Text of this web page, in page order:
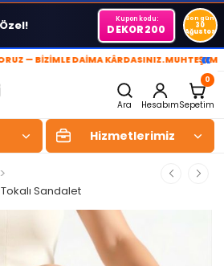
Kupon kodu:
DEKOR200
Son gün
30
Ağustos
— BİZİMLE DAİMA KÂRDASINIZ.MUHTEŞEM«
Ara Hesabım
0
Sepetim
Hizmetlerimiz
>
Sandalet